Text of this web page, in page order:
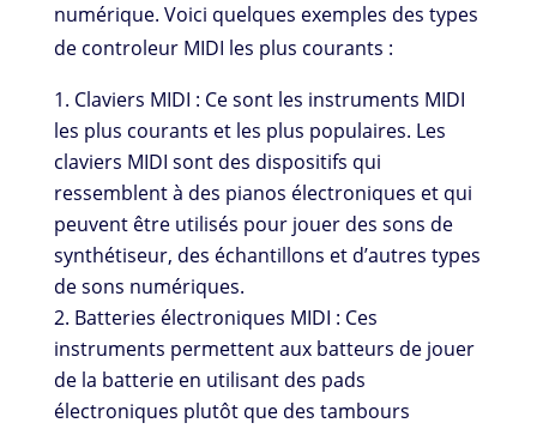
numérique. Voici quelques exemples des types
de controleur MIDI les plus courants :
Claviers MIDI : Ce sont les instruments MIDI
les plus courants et les plus populaires. Les
claviers MIDI sont des dispositifs qui
ressemblent à des pianos électroniques et qui
peuvent être utilisés pour jouer des sons de
synthétiseur, des échantillons et d’autres types
de sons numériques.
Batteries électroniques MIDI : Ces
instruments permettent aux batteurs de jouer
de la batterie en utilisant des pads
électroniques plutôt que des tambours